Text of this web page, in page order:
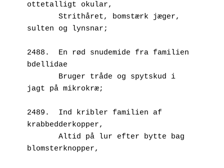
ottetalligt okular,
sulten og lynsnar;
2488.  En rød snudemide fra familien
bdellidae
jagt på mikrokræ;
2489.  Ind kribler familien af
krabbedderkopper,
blomsterknopper,